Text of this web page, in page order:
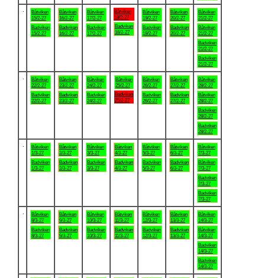
Båtviken
15/2-27
Badviken
15/2-27
Båtviken
16/2-27
Badviken
16/2-27
Båtviken
17/2-27
Badviken
17/2-27
Båtviken
18/2-27
Badviken
18/2-27
Båtviken
19/2-27
Badviken
19/2-27
Båtviken
20/2-27
Badviken
20/2-27
Båtviken
21/2-27
Båtviken
21/2-27
Badviken
21/2-27
Badviken
21/2-27
Båtviken
22/2-27
Badviken
22/2-27
Båtviken
23/2-27
Badviken
23/2-27
Båtviken
24/2-27
Badviken
24/2-27
Båtviken
25/2-27
Badviken
25/2-27
Båtviken
26/2-27
Badviken
26/2-27
Båtviken
27/2-27
Badviken
27/2-27
Båtviken
28/2-27
Båtviken
28/2-27
Badviken
28/2-27
Badviken
28/2-27
Båtviken
1/3-27
Badviken
1/3-27
Båtviken
2/3-27
Badviken
2/3-27
Båtviken
3/3-27
Badviken
3/3-27
Båtviken
4/3-27
Badviken
4/3-27
Båtviken
5/3-27
Badviken
5/3-27
Båtviken
6/3-27
Badviken
6/3-27
Båtviken
7/3-27
Båtviken
7/3-27
Badviken
7/3-27
Badviken
7/3-27
Båtviken
8/3-27
Badviken
8/3-27
Båtviken
9/3-27
Badviken
9/3-27
Båtviken
10/3-27
Badviken
10/3-27
Båtviken
11/3-27
Badviken
11/3-27
Båtviken
12/3-27
Badviken
12/3-27
Båtviken
13/3-27
Badviken
13/3-27
Båtviken
14/3-27
Båtviken
14/3-27
Badviken
14/3-27
Badviken
14/3-27